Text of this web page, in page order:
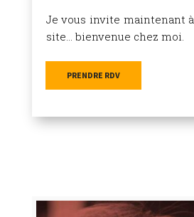
Je vous invite maintenant
site… bienvenue chez moi.
PRENDRE RDV